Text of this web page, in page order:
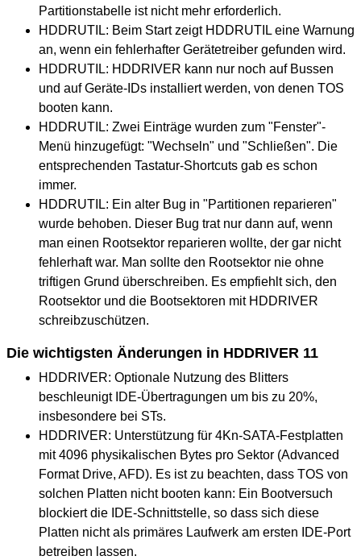
Partitionstabelle ist nicht mehr erforderlich.
HDDRUTIL: Beim Start zeigt HDDRUTIL eine Warnung
an, wenn ein fehlerhafter Gerätetreiber gefunden wird.
HDDRUTIL: HDDRIVER kann nur noch auf Bussen
und auf Geräte-IDs installiert werden, von denen TOS
booten kann.
HDDRUTIL: Zwei Einträge wurden zum "Fenster"-
Menü hinzugefügt: "Wechseln" und "Schließen". Die
entsprechenden Tastatur-Shortcuts gab es schon
immer.
HDDRUTIL: Ein alter Bug in "Partitionen reparieren"
wurde behoben. Dieser Bug trat nur dann auf, wenn
man einen Rootsektor reparieren wollte, der gar nicht
fehlerhaft war. Man sollte den Rootsektor nie ohne
triftigen Grund überschreiben. Es empfiehlt sich, den
Rootsektor und die Bootsektoren mit HDDRIVER
schreibzuschützen.
Die wichtigsten Änderungen in HDDRIVER 11
HDDRIVER: Optionale Nutzung des Blitters
beschleunigt IDE-Übertragungen um bis zu 20%,
insbesondere bei STs.
HDDRIVER: Unterstützung für 4Kn-SATA-Festplatten
mit 4096 physikalischen Bytes pro Sektor (Advanced
Format Drive, AFD). Es ist zu beachten, dass TOS von
solchen Platten nicht booten kann: Ein Bootversuch
blockiert die IDE-Schnittstelle, so dass sich diese
Platten nicht als primäres Laufwerk am ersten IDE-Port
betreiben lassen.